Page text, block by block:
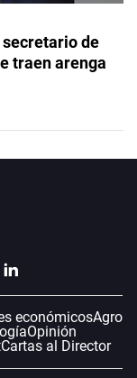
de
traen arenga
económicosAgro
Opinión
Cartas al Director